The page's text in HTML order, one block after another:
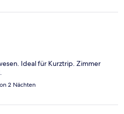
Ideal für Kurztrip. Zimmer
2 Nächten